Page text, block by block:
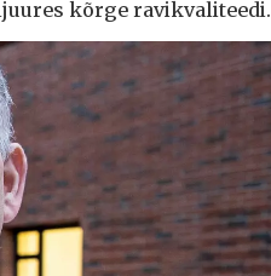
kõrge ravikvaliteedi.